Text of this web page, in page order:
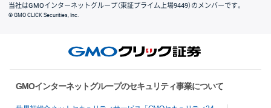
当社はGMOインターネットグループ（東証プライム上場9449）のメンバーです。
© GMO CLICK Securities, Inc.
GMOインターネットグループのセキュリティ事業について